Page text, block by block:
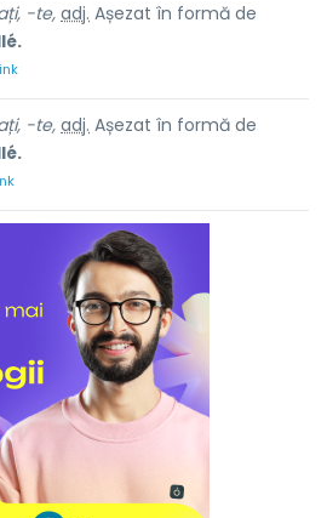
-te, adj. Așezat în formă de
-te, adj. Așezat în formă de